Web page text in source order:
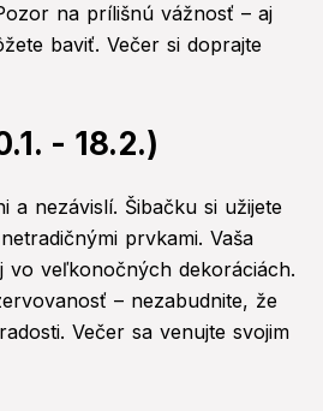
na prílišnú vážnosť – aj
baviť. Večer si doprajte
- 18.2.)
a nezávislí. Šibačku si užijete
prvkami. Vaša
vo veľkonočných dekoráciách.
– nezabudnite, že
Večer sa venujte svojim